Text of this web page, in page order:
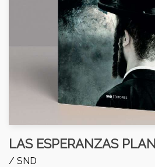
LAS ESPERANZAS
/ SND